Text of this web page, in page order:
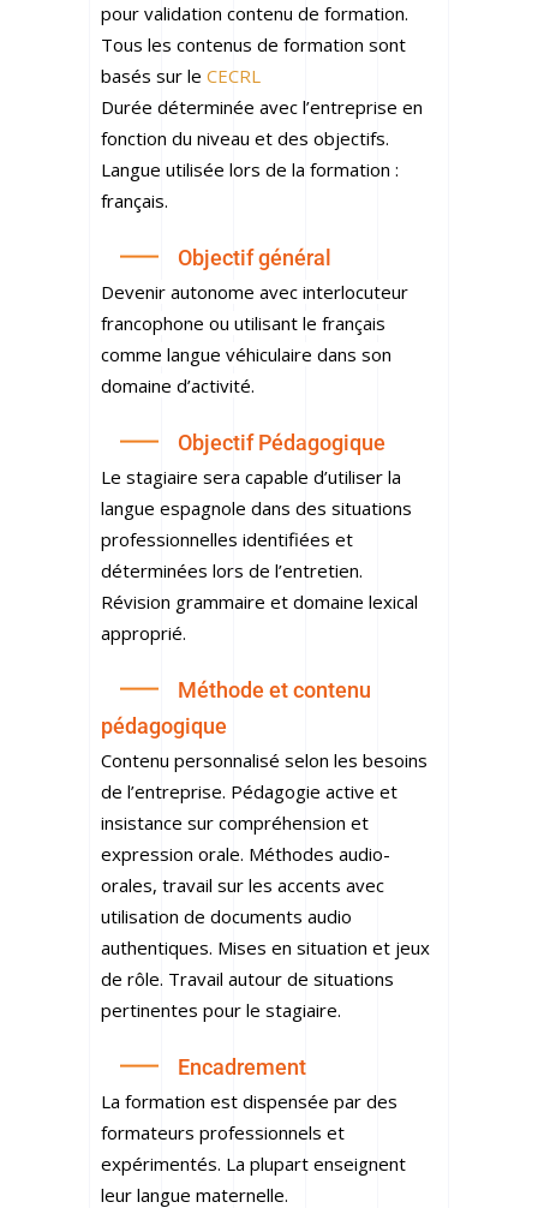
pour validation contenu de formation.
Tous les contenus de formation sont
basés sur le CECRL
Durée déterminée avec l’entreprise en
fonction du niveau et des objectifs.
Langue utilisée lors de la formation :
français.
Objectif général
Devenir autonome avec interlocuteur
francophone ou utilisant le français
comme langue véhiculaire dans son
domaine d’activité.
Objectif Pédagogique
Le stagiaire sera capable d’utiliser la
langue espagnole dans des situations
professionnelles identifiées et
déterminées lors de l’entretien.
Révision grammaire et domaine lexical
approprié.
Méthode et contenu
pédagogique
Contenu personnalisé selon les besoins
de l’entreprise. Pédagogie active et
insistance sur compréhension et
expression orale. Méthodes audio-
orales, travail sur les accents avec
utilisation de documents audio
authentiques. Mises en situation et jeux
de rôle. Travail autour de situations
pertinentes pour le stagiaire.
Encadrement
La formation est dispensée par des
formateurs professionnels et
expérimentés. La plupart enseignent
leur langue maternelle.